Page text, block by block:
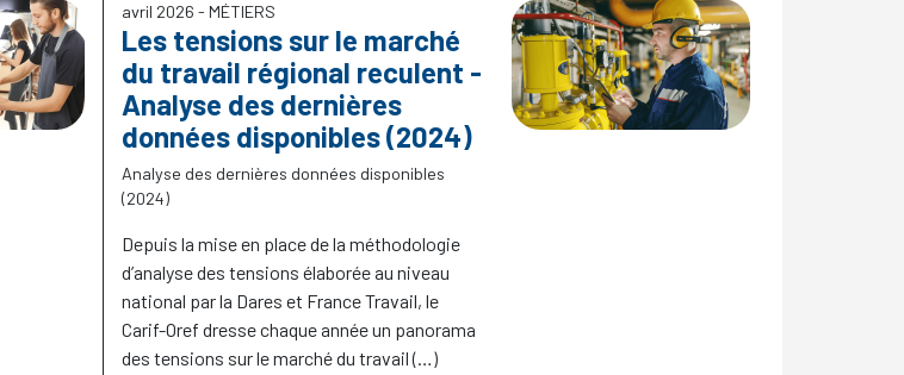
avril 2026 - MÉTIERS
Les tensions sur le marché
du travail régional reculent -
Analyse des dernières
données disponibles (2024)
Analyse des dernières données disponibles
(2024)
Depuis la mise en place de la méthodologie
d’analyse des tensions élaborée au niveau
national par la Dares et France Travail, le
Carif-Oref dresse chaque année un panorama
des tensions sur le marché du travail (…)